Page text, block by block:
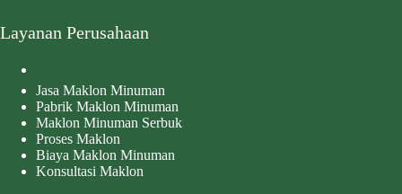
Layanan Perusahaan
Jasa Maklon Minuman
Pabrik Maklon Minuman
Maklon Minuman Serbuk
Proses Maklon
Biaya Maklon Minuman
Konsultasi Maklon